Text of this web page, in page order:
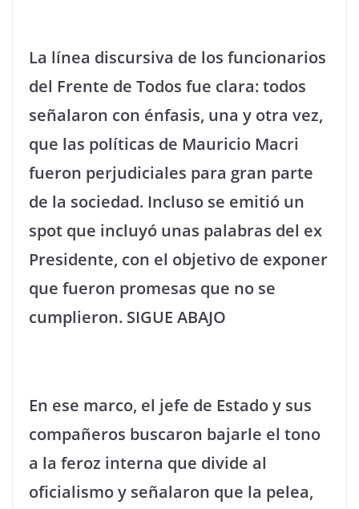
La línea discursiva de los funcionarios
del Frente de Todos fue clara: todos
señalaron con énfasis, una y otra vez,
que las políticas de Mauricio Macri
fueron perjudiciales para gran parte
de la sociedad. Incluso se emitió un
spot que incluyó unas palabras del ex
Presidente, con el objetivo de exponer
que fueron promesas que no se
cumplieron. SIGUE ABAJO
En ese marco, el jefe de Estado y sus
compañeros buscaron bajarle el tono
a la feroz interna que divide al
oficialismo y señalaron que la pelea,